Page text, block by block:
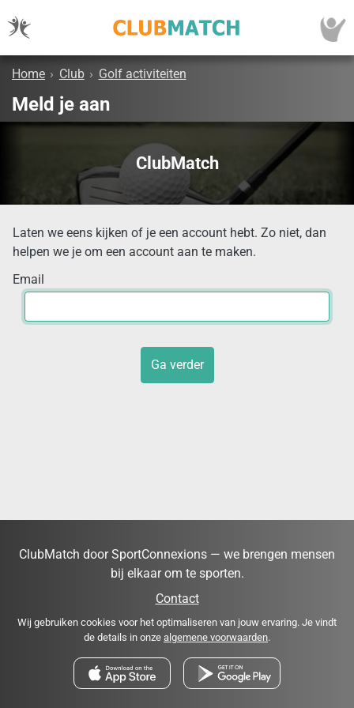
Home › Club › Golf activiteiten
Meld je aan
ClubMatch
Laten we eens kijken of je een account hebt. Zo niet, dan
helpen we je om een account aan te maken.
Email
Ga verder
ClubMatch door SportConnexions — we brengen mensen
bij elkaar om te sporten.
Contact
Wij gebruiken cookies voor het optimaliseren van jouw ervaring. Je vindt
de details in onze algemene voorwaarden.